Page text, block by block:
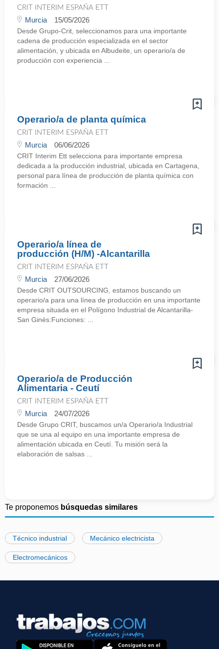
CRIT INTERIM ESPAÑA ETT
Murcia 15/05/2026
Desde Grupo-Crit, seleccionamos para una importante
cadena de producción especializada en el sector
alimentación, y ubicada en Albudeite, un operario/a de
producción con experiencia ...
Operario/a de planta química
CRIT INTERIM ESPAÑA ETT
Murcia 06/06/2026
CRIT Interim Ett selecciona para importante empresa
dedicada a la producción industrial, ubicada en Cartagena,
personal para línea de producción de planta química con
formación ...
Operario/a línea de
producción (H/M) -Alcantarilla
CRIT INTERIM ESPAÑA ETT
Murcia 27/06/2026
Desde CRIT OUTSOURCING, estamos buscando un
operario/a para una línea de producción en una importante
empresa situada en el Polígono Industrial de Alcantarilla-
San Ginés:Funciones: ...
Operario/a de Producción
Alimentaria - Ceutí
CRIT INTERIM ESPAÑA ETT
Murcia 24/07/2026
Desde Grupo CRIT, buscamos un/a Operario/a Industrial
que se una al equipo en una importante empresa de
alimentación ubicada en Ceutí. Tu misión será la
elaboración de salsas ...
Te proponemos búsquedas similares
Técnico industrial Mecánico electricista
Electromecánicos